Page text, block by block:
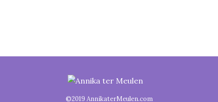
©2019 AnnikaterMeulen.com